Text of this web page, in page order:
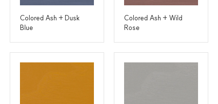
Colored Ash + Dusk
Blue
Colored Ash + Wild
Rose